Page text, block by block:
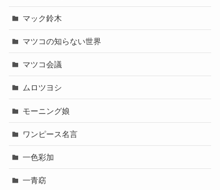
マック鈴木
マツコの知らない世界
マツコ会議
ムロツヨシ
モーニング娘
ワンピース名言
一色彩加
一青窈